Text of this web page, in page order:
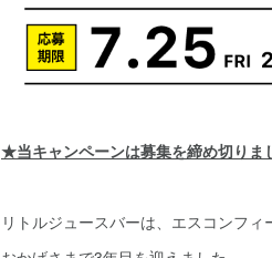
★当キャンペーンは募集を締め切り
リトルジュースバーは、エスコンフ